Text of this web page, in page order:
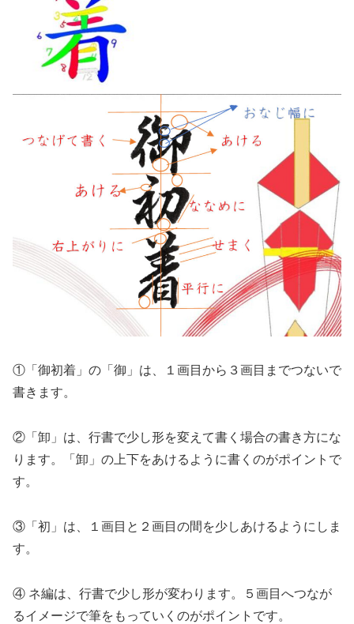
①「御初着」の「御」は、１画目から３画目までつないで
書きます。
②「卸」は、行書で少し形を変えて書く場合の書き方にな
ります。「卸」の上下をあけるように書くのがポイントで
す。
③「初」は、１画目と２画目の間を少しあけるようにしま
す。
④ ネ編は、行書で少し形が変わります。５画目へつなが
るイメージで筆をもっていくのがポイントです。